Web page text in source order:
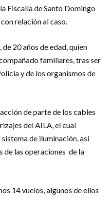
Fiscalía de Santo Domingo
relación al caso.
20 años de edad, quien
familiares, tras ser
y de los organismos de
de parte de los cables
del AILA, el cual
de iluminación, así
de las operaciones de la
14 vuelos, algunos de ellos